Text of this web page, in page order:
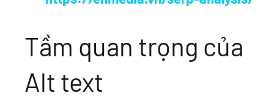
Tầm quan trọng của
Alt text